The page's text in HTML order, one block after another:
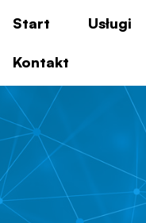
Start Usługi
Kontakt